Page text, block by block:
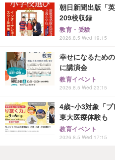
朝日新聞出版「
209校収録
教育・受験
2026.8.5 Wed 19:15
幸せになるため
に講演会
教育イベント
2026.8.5 Wed 23:15
4歳~小3対象「プ
東大医療体験も
教育イベント
2026.8.5 Wed 17:15